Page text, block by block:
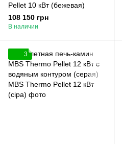
Pellet 10 кВт (бежевая)
108 150 грн
В наличии
3